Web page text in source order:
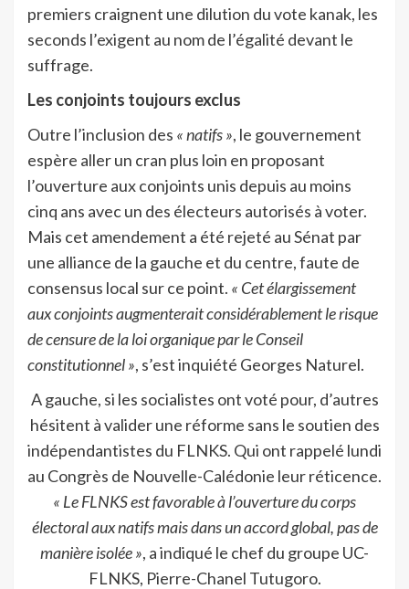
premiers craignent une dilution du vote kanak, les
seconds l’exigent au nom de l’égalité devant le
suffrage.
Les conjoints toujours exclus
Outre l’inclusion des « natifs », le gouvernement
espère aller un cran plus loin en proposant
l’ouverture aux conjoints unis depuis au moins
cinq ans avec un des électeurs autorisés à voter.
Mais cet amendement a été rejeté au Sénat par
une alliance de la gauche et du centre, faute de
consensus local sur ce point. « Cet élargissement
aux conjoints augmenterait considérablement le risque
de censure de la loi organique par le Conseil
constitutionnel », s’est inquiété Georges Naturel.
A gauche, si les socialistes ont voté pour, d’autres
hésitent à valider une réforme sans le soutien des
indépendantistes du FLNKS. Qui ont rappelé lundi
au Congrès de Nouvelle-Calédonie leur réticence.
« Le FLNKS est favorable à l’ouverture du corps
électoral aux natifs mais dans un accord global, pas de
manière isolée », a indiqué le chef du groupe UC-
FLNKS, Pierre-Chanel Tutugoro.